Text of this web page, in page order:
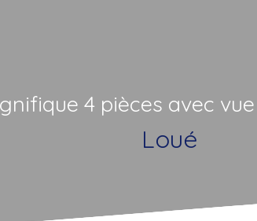
4 pièces avec
Loué